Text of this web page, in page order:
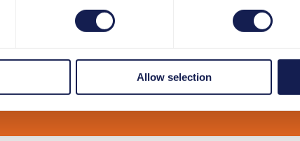
Allow selection